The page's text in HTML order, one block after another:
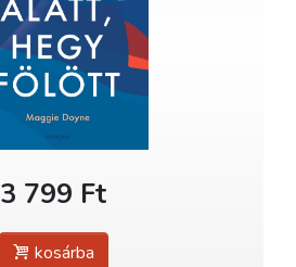
3 799 Ft
kosárba